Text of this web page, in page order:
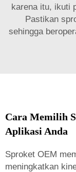
karena itu, ikuti
Pastikan
sehingga
Cara Memilih
Aplikasi Anda
Sproket OEM
meningkatkan